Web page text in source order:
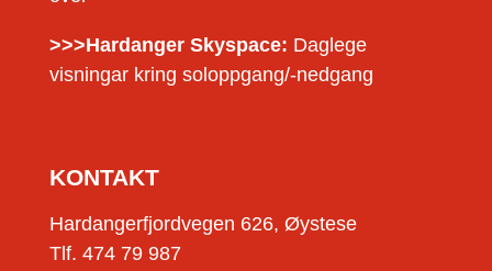
>>>Hardanger Skyspace: Daglege
visningar kring soloppgang/-nedgang
KONTAKT
Hardangerfjordvegen 626, Øystese
Tlf. 474 79 987